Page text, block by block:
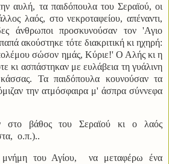
αυλή, τα παιδόπουλα του Σεραϊού, οι
λαός, στο νεκροταφείου, απέναντι,
άνθρωποι προσκυνούσαν τον 'Αγιο
ακούστηκε τότε διακριτική κι ηχηρή:
σώσον ημάς, Κύριε!' Ο Αλής κι η
κι ασπάστηκαν με ευλάβεια τη γυάλινη
Τα παιδόπουλα κουνούσαν τα
την ατμόσφαιρα μ' άσπρα σύννεφα
στο βάθος του Σεραϊού κι ο λαός
ο.π.)..
του Αγίου, να μεταφέρω ένα